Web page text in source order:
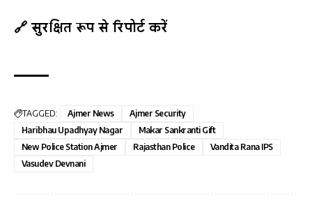
🔗 सुरक्षित रूप से रिपोर्ट करें
TAGGED: Ajmer News
Ajmer Security
Haribhau Upadhyay Nagar
Makar Sankranti Gift
New Police Station Ajmer
Rajasthan Police
Vandita Rana IPS
Vasudev Devnani